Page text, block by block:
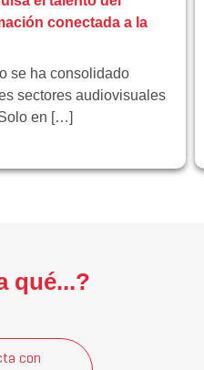
conectada a la
se ha consolidado
sectores audiovisuales
en […]
qué...?
con